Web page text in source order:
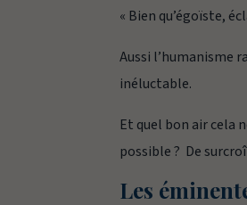
« Bien qu’égoïste,
Aussi l’humanisme
inéluctable.
Et quel bon air cela
possible ? De
Les